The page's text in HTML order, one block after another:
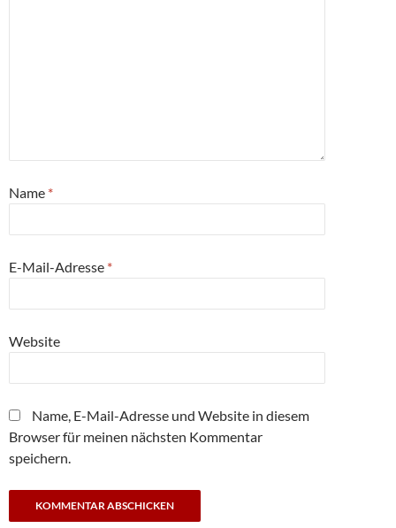
Name *
E-Mail-Adresse *
Website
Name, E-Mail-Adresse und Website in diesem
Browser für meinen nächsten Kommentar
speichern.